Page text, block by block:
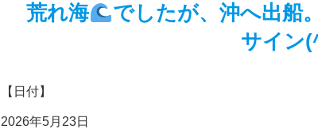
荒れ海
でしたが、沖へ出船
サイン
【日付】
2026年5月23日